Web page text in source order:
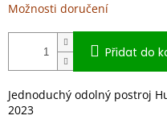
Možnosti doručení
Přidat do
Jednoduchý odolný postroj
2023